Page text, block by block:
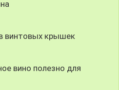
винтовых крышек
вино полезно для